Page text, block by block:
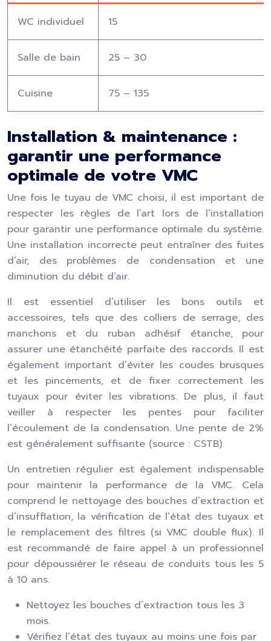
WC individuel 15
Salle de bain 25 – 30
Cuisine 75 – 135
Installation & maintenance :
garantir une performance
optimale de votre VMC
Une fois le tuyau de VMC choisi, il est important de
respecter les règles de l’art lors de l’installation
pour garantir une performance optimale du système.
Une installation incorrecte peut entraîner des fuites
d’air, des problèmes de condensation et une
diminution du débit d’air.
Il est essentiel d’utiliser les bons outils et
accessoires, tels que des colliers de serrage, des
manchons et du ruban adhésif étanche, pour
assurer une étanchéité parfaite des raccords. Il est
également important d’éviter les coudes brusques
et les pincements, et de fixer correctement les
tuyaux pour éviter les vibrations. De plus, il faut
veiller à respecter les pentes pour faciliter
l’écoulement de la condensation. Une pente de 2%
est généralement suffisante (source : CSTB).
Un entretien régulier est également indispensable
pour maintenir la performance de la VMC. Cela
comprend le nettoyage des bouches d’extraction et
d’insufflation, la vérification de l’état des tuyaux et
le remplacement des filtres (si VMC double flux). Il
est recommandé de faire appel à un professionnel
pour dépoussiérer le réseau de conduits tous les 5
à 10 ans.
Nettoyez les bouches d’extraction tous les 3
mois.
Vérifiez l’état des tuyaux au moins une fois par